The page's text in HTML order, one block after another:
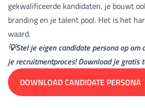
gekwalificeerde kandidaten, je bouwt
branding en je talent pool. Het is het
waard.
💡Stel je eigen candidate persona op om
je recruitmentproces! Download je gratis
DOWNLOAD CANDIDATE PERSONA